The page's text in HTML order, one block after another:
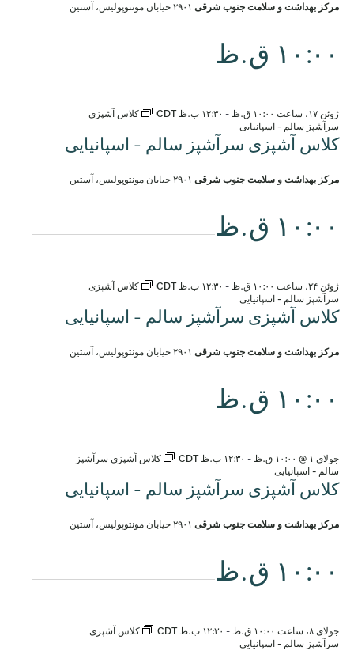
مرکز بهداشت و سلامت جنوب شرقی ۲۹۰۱ خیابان مونتوپولیس، آستین
۱۰:۰۰ ق.ظ
کلاس آشپزی سرآشپز سالم - اسپانیایی
ژوئن ۱۷، ساعت ۱۰:۰۰ ق.ظ - ۱۲:۳۰ ب.ظ CDT
کلاس آشپزی
سرآشپز سالم - اسپانیایی
مرکز بهداشت و سلامت جنوب شرقی ۲۹۰۱ خیابان مونتوپولیس، آستین
۱۰:۰۰ ق.ظ
کلاس آشپزی سرآشپز سالم - اسپانیایی
ژوئن ۲۴، ساعت ۱۰:۰۰ ق.ظ - ۱۲:۳۰ ب.ظ CDT
کلاس آشپزی
سرآشپز سالم - اسپانیایی
مرکز بهداشت و سلامت جنوب شرقی ۲۹۰۱ خیابان مونتوپولیس، آستین
۱۰:۰۰ ق.ظ
کلاس آشپزی سرآشپز سالم - اسپانیایی
جولای ۱ @ ۱۰:۰۰ ق.ظ - ۱۲:۳۰ ب.ظ CDT
کلاس آشپزی سرآشپز
سالم - اسپانیایی
مرکز بهداشت و سلامت جنوب شرقی ۲۹۰۱ خیابان مونتوپولیس، آستین
۱۰:۰۰ ق.ظ
جولای ۸، ساعت ۱۰:۰۰ ق.ظ - ۱۲:۳۰ ب.ظ CDT
کلاس آشپزی
سرآشپز سالم - اسپانیایی